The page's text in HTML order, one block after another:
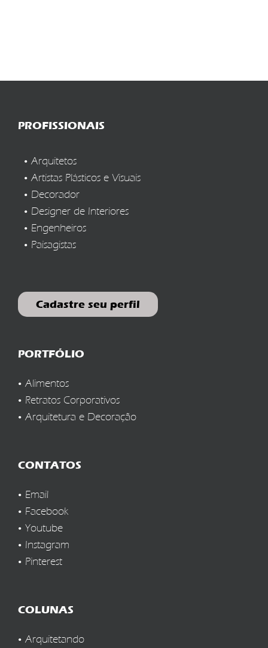
PROFISSIONAIS
Arquitetos
Artistas Plásticos e Visuais
Decorador
Designer de Interiores
Engenheiros
Paisagistas
Cadastre seu perfil
PORTFÓLIO
Alimentos
Retratos Corporativos
Arquitetura e Decoração
CONTATOS
Email
Facebook
Youtube
Instagram
Pinterest
COLUNAS
Arquitetando